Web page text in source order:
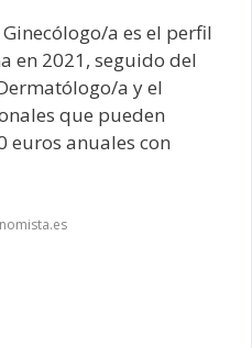
a es el perfil
en 2021, seguido del
a y el
que pueden
euros anuales con